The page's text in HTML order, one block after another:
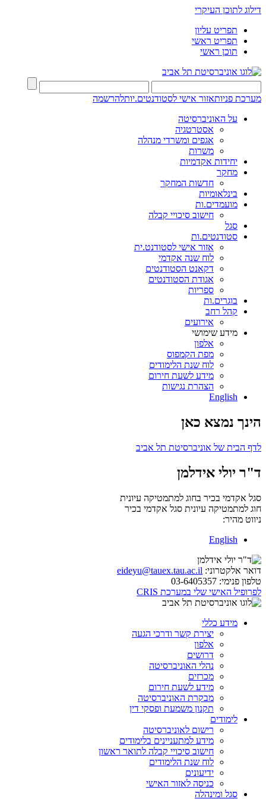
דילוג לתוכן העיקרי
תפריט עליון
תפריט ראשי
תוכן ראשי
מערכת פניותאזור אישי לסטודנטים.יותלהרשמה
על האוניברסיטה
אסטרטגיה
אגפים ומשרדי מנהלה
משרות
יחידות אקדמיות
מחקר
חדשות המחקר
בינלאומיות
מועמדים.ות
חישוב סיכויי קבלה
סגל
סטודנטים.ות
אזור אישי לסטודנט.ית
לוח שנה אקדמי
דקאנט הסטודנטים
אגודת הסטודנטים
ספריות
בוגרים.ות
קהל רחב
אירועים
מידע שימושי
אלפון
מפת הקמפוס
לוח שנת הלימודים
מידע לשעת חירום
הצהרת נגישות
English
הינך נמצא כאן
לדף הבית של אוניברסיטת תל אביב
ד"ר יולי אידלמן
סגל אקדמי בכיר בחוג למתמטיקה עיונית
חוג למתמטיקה עיונית סגל אקדמי בכיר
ניווט מהיר:
English
דואר אלקטרוני: eideyu@tauex.tau.ac.il
טלפון פנימי:
לפרופיל האישי שלי במערכת CRIS
מידע כללי
יצירת קשר ודרכי הגעה
אלפון
דרושים
נהלי האוניברסיטה
מכרזים
מידע לשעת חירום
מבקרת האוניברסיטה
תקנון משמעת ופסקי דין
לימודים
רישום לאוניברסיטה
מידע למתעניינים בלימודים
חישוב סיכויי קבלה לתואר ראשון
לוח שנת הלימודים
ידיעונים
כניסה לאזור האישי
סגל ומינהלה